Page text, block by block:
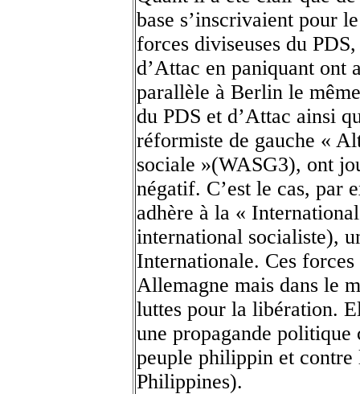
base s’inscrivaient pour
forces diviseuses du
d’Attac en paniquant ont
parallèle à Berlin le
du PDS et d’Attac ainsi
réformiste de gauche «
sociale »(WASG3), ont
négatif. C’est le cas, par
adhère à la «
international socialiste),
Internationale. Ces forces
Allemagne mais dans le
luttes pour la libération.
une propagande
peuple philippin et contre
Philippines).